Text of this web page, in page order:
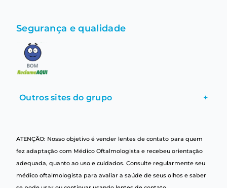
Segurança e qualidade
Outros sites do grupo +
ATENÇÃO: Nosso objetivo é vender lentes de contato para quem
fez adaptação com Médico Oftalmologista e recebeu orientação
adequada, quanto ao uso e cuidados. Consulte regularmente seu
médico oftalmologista para avaliar a saúde de seus olhos e saber